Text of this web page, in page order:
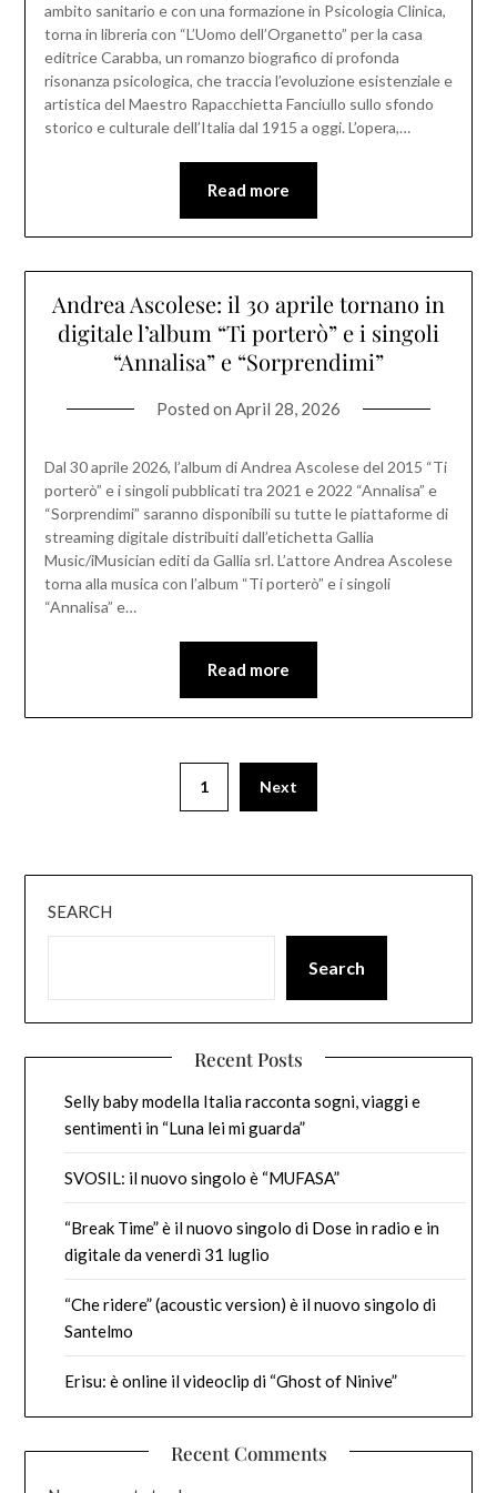
ambito sanitario e con una formazione in Psicologia Clinica,
torna in libreria con “L’Uomo dell’Organetto” per la casa
editrice Carabba, un romanzo biografico di profonda
risonanza psicologica, che traccia l’evoluzione esistenziale e
artistica del Maestro Rapacchietta Fanciullo sullo sfondo
storico e culturale dell’Italia dal 1915 a oggi. L’opera,…
Read more
Andrea Ascolese: il 30 aprile tornano in
digitale l’album “Ti porterò” e i singoli
“Annalisa” e “Sorprendimi”
Posted on April 28, 2026
Dal 30 aprile 2026, l’album di Andrea Ascolese del 2015 “Ti
porterò” e i singoli pubblicati tra 2021 e 2022 “Annalisa” e
“Sorprendimi” saranno disponibili su tutte le piattaforme di
streaming digitale distribuiti dall’etichetta Gallia
Music/iMusician editi da Gallia srl. L’attore Andrea Ascolese
torna alla musica con l’album “Ti porterò” e i singoli
“Annalisa” e…
Read more
1 Next
SEARCH
Search
Recent Posts
Selly baby modella Italia racconta sogni, viaggi e
sentimenti in “Luna lei mi guarda”
SVOSIL: il nuovo singolo è “MUFASA”
“Break Time” è il nuovo singolo di Dose in radio e in
digitale da venerdì 31 luglio
“Che ridere” (acoustic version) è il nuovo singolo di
Santelmo
Erisu: è online il videoclip di “Ghost of Ninive”
Recent Comments